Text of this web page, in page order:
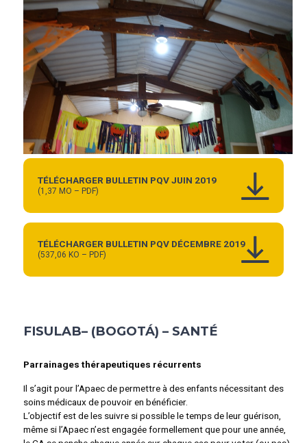
TÉLÉCHARGER BULLETIN PQV JUIN 2019
(1,37 MO – PDF)
TÉLÉCHARGER BULLETIN PQV DÉCEMBRE 2019
(537,06 KO – PDF)
FISULAB– (BOGOTÁ) – SANTÉ
Parrainages thérapeutiques récurrents
Il s’agit pour l’Apaec de permettre à des enfants nécessitant des
soins médicaux de pouvoir en bénéficier.
L’objectif est de les suivre si possible le temps de leur guérison,
même si l’Apaec n’est engagée formellement que pour une année,